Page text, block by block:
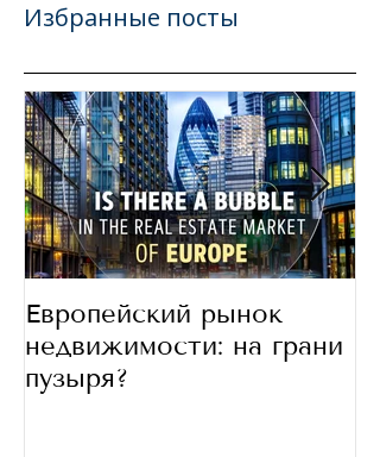
Избранные посты
Европейский рынок
недвижимости: на грани
пузыря?